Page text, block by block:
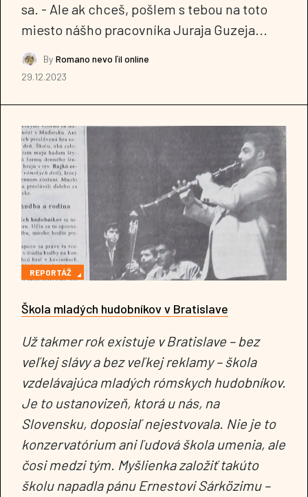
sa. - Ale ak chceš, pošlem s tebou na toto
miesto nášho pracovníka Juraja Guzeja...
By Romano nevo ľil online
29.12.2023
REPORTÁŽ
Škola mladých hudobníkov v Bratislave
Už takmer rok existuje v Bratislave – bez
veľkej slávy a bez veľkej reklamy – škola
vzdelávajúca mladých rómskych hudobníkov.
Je to ustanovizeň, ktorá u nás, na
Slovensku, doposiaľ nejestvovala. Nie je to
konzervatórium ani ľudová škola umenia, ale
čosi medzi tým. Myšlienka založiť takúto
školu napadla pánu Ernestovi Sárközimu –